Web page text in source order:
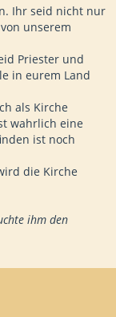
Ihr seid nicht nur
unserem
Priester und
in eurem Land
als Kirche
wahrlich eine
ist noch
die Kirche
ihm den